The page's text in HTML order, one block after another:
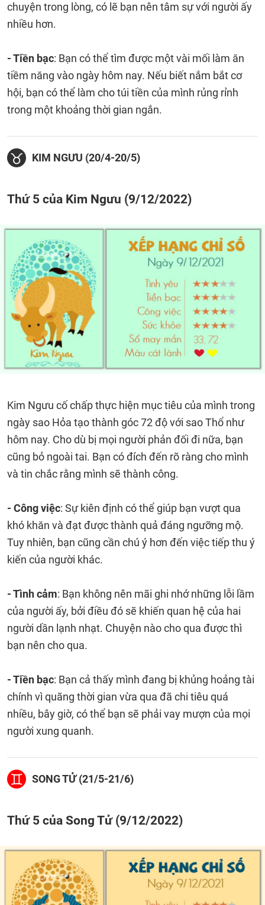
chuyện trong lòng, có lẽ bạn nên tâm sự với người ấy
nhiều hơn.
- Tiền bạc: Bạn có thể tìm được một vài mối làm ăn
tiềm năng vào ngày hôm nay. Nếu biết nắm bắt cơ
hội, bạn có thể làm cho túi tiền của mình rủng rỉnh
trong một khoảng thời gian ngắn.
KIM NGƯU (20/4-20/5)
Thứ 5 của Kim Ngưu (9/12/2022)
Kim Ngưu cố chấp thực hiện mục tiêu của mình trong
ngày sao Hỏa tạo thành góc 72 độ với sao Thổ như
hôm nay. Cho dù bị mọi người phản đối đi nữa, bạn
cũng bỏ ngoài tai. Bạn có đích đến rõ ràng cho mình
và tin chắc rằng mình sẽ thành công.
- Công việc: Sự kiên định có thể giúp bạn vượt qua
khó khăn và đạt được thành quả đáng ngưỡng mộ.
Tuy nhiên, bạn cũng cần chú ý hơn đến việc tiếp thu ý
kiến của người khác.
- Tình cảm: Bạn không nên mãi ghi nhớ những lỗi lầm
của người ấy, bởi điều đó sẽ khiến quan hệ của hai
người dần lạnh nhạt. Chuyện nào cho qua được thì
bạn nên cho qua.
- Tiền bạc: Bạn cả thấy mình đang bị khủng hoảng tài
chính vì quãng thời gian vừa qua đã chi tiêu quá
nhiều, bây giờ, có thể bạn sẽ phải vay mượn của mọi
người xung quanh.
SONG TỬ (21/5-21/6)
Thứ 5 của Song Tử (9/12/2022)